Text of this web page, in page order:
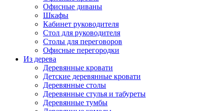
Офисные диваны
Шкафы
Кабинет руководителя
Стол для руководителя
Столы для переговоров
Офисные перегородки
Из дерева
Деревянные кровати
Детские деревянные кровати
Деревянные столы
Деревянные стулья и табуреты
Деревянные тумбы